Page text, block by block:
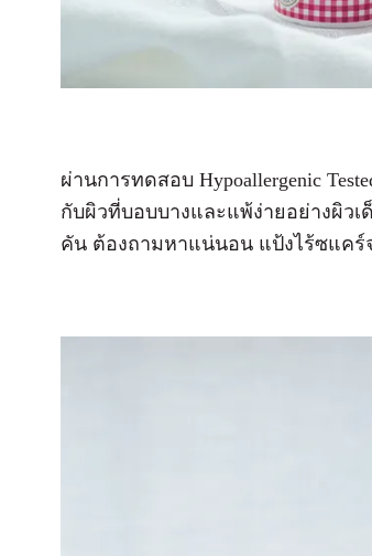
ผ่านการทดสอบ Hypoallergenic
กับผิวที่บอบบางและแพ้ง่ายอย่างผิวเ
คัน ต้องถามหาแน่นอน แป้งไร้ซแค